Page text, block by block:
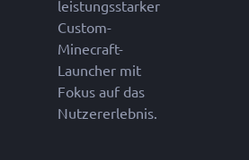
leistungsstarker
Custom-
Minecraft-
Launcher mit
Fokus auf das
Nutzererlebnis.